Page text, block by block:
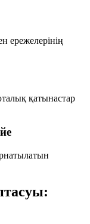
ережелерінің
қатынастар